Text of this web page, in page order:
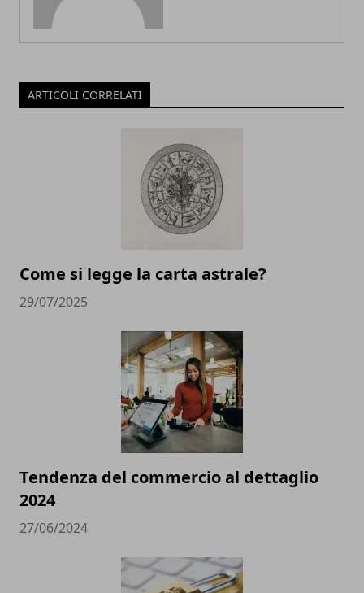
ARTICOLI CORRELATI
Come si legge la carta astrale?
29/07/2025
Tendenza del commercio al dettaglio
2024
27/06/2024